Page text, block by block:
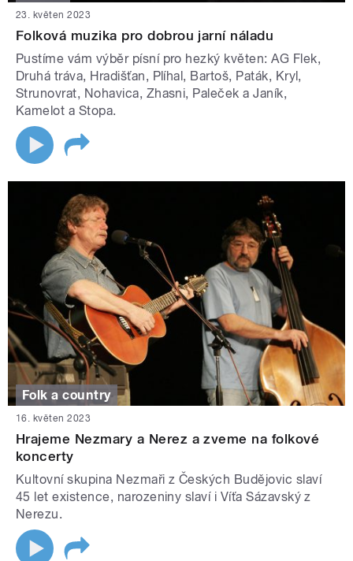
23. květen 2023
Folková muzika pro dobrou jarní náladu
Pustíme vám výběr písní pro hezký květen: AG Flek,
Druhá tráva, Hradišťan, Plíhal, Bartoš, Paták, Kryl,
Strunovrat, Nohavica, Zhasni, Paleček a Janík,
Kamelot a Stopa.
Folk a country
16. květen 2023
Hrajeme Nezmary a Nerez a zveme na folkové
koncerty
Kultovní skupina Nezmaři z Českých Budějovic slaví
45 let existence, narozeniny slaví i Víťa Sázavský z
Nerezu.